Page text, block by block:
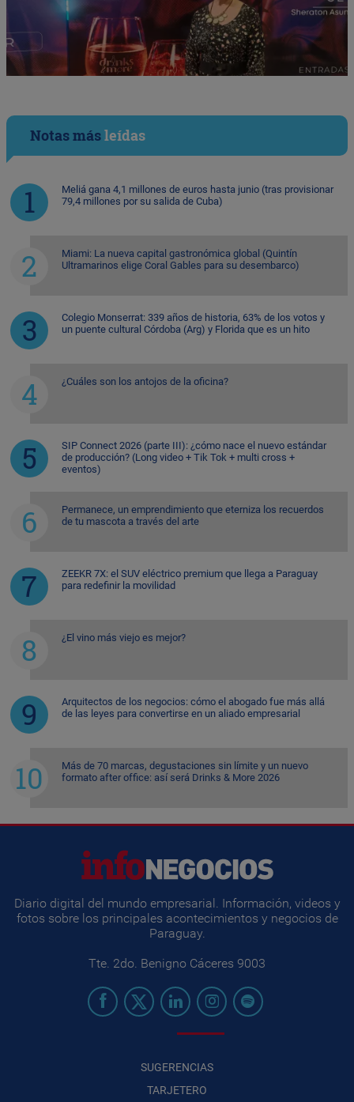
Notas másleídas
Meliá gana 4,1 millones de euros hasta junio (tras provisionar
79,4 millones por su salida de Cuba)
Miami: La nueva capital gastronómica global (Quintín
Ultramarinos elige Coral Gables para su desembarco)
Colegio Monserrat: 339 años de historia, 63% de los votos y
un puente cultural Córdoba (Arg) y Florida que es un hito
¿Cuáles son los antojos de la oficina?
SIP Connect 2026 (parte III): ¿cómo nace el nuevo estándar
de producción? (Long video + Tik Tok + multi cross +
eventos)
Permanece, un emprendimiento que eterniza los recuerdos
de tu mascota a través del arte
ZEEKR 7X: el SUV eléctrico premium que llega a Paraguay
para redefinir la movilidad
¿El vino más viejo es mejor?
Arquitectos de los negocios: cómo el abogado fue más allá
de las leyes para convertirse en un aliado empresarial
Más de 70 marcas, degustaciones sin límite y un nuevo
formato after office: así será Drinks & More 2026
Diario digital del mundo empresarial. Información, videos y
fotos sobre los principales acontecimientos y negocios de
Paraguay.
Tte. 2do. Benigno Cáceres 9003
SUGERENCIAS
TARJETERO